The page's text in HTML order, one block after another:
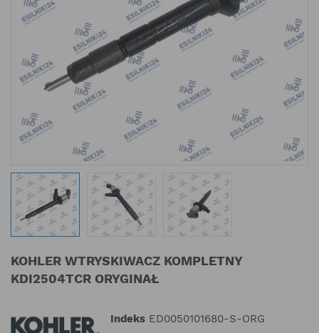
KOHLER WTRYSKIWACZ KOMPLETNY
KDI2504TCR ORYGINAŁ
Indeks ED0050101680-S-ORG